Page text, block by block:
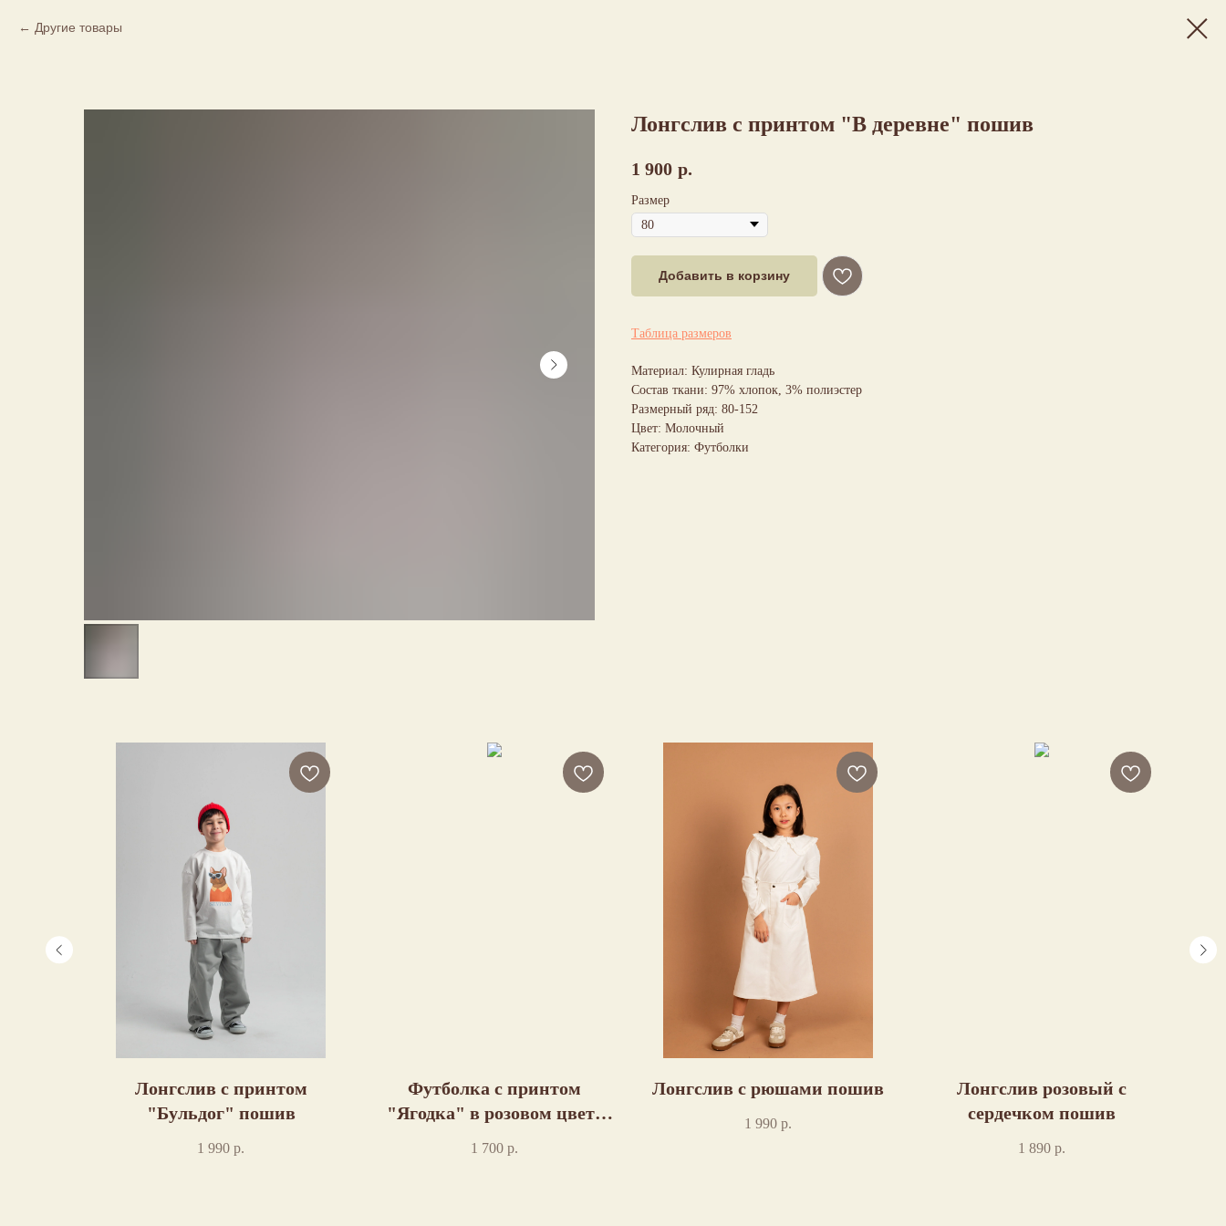
Другие товары
Лонгслив с принтом "В деревне" пошив
1 900 р.
Размер
Добавить в корзину
Таблица размеров
Материал: Кулирная гладь
Состав ткани: 97% хлопок, 3% полиэстер
Размерный ряд: 80-152
Цвет: Молочный
Категория: Футболки
Лонгслив с принтом
"Бульдог" пошив
1 990 р.
Футболка с принтом
"Ягодка" в розовом цвете
1 700 р.
Лонгслив с рюшами пошив
1 990 р.
Лонгслив розовый с
сердечком пошив
1 890 р.